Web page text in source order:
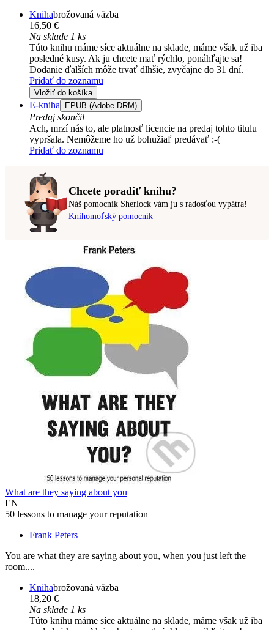
Knihabrožovaná väzba
16,50 €
Na sklade 1 ks
Túto knihu máme síce aktuálne na sklade, máme však už iba
posledné kusy. Ak ju chcete mať rýchlo, ponáhľajte sa!
Dodanie ďalších môže trvať dlhšie, zvyčajne do 31 dní.
Pridať do zoznamu
Vložiť do košíka
E-kniha EPUB (Adobe DRM)
Predaj skončil
Ach, mrzí nás to, ale platnosť licencie na predaj tohto titulu
vypršala. Nemôžeme ho už bohužiaľ predávať :-(
Pridať do zoznamu
Chcete poradiť knihu?
Náš pomocník Sherlock vám ju s radosťou vypátra!
Knihomoľský pomocník
What are they saying about you
EN
50 lessons to manage your reputation
Frank Peters
You are what they are saying about you, when you just left the
room....
Knihabrožovaná väzba
18,20 €
Na sklade 1 ks
Túto knihu máme síce aktuálne na sklade, máme však už iba